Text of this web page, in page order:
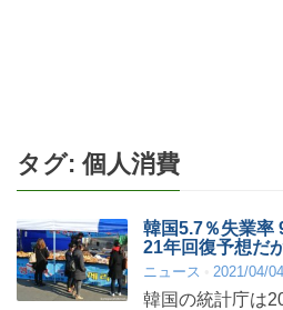
タグ: 個人消費
韓国5.7％失業率
21年回復予想だ
ニュース 2021/04/04
韓国の統計庁は